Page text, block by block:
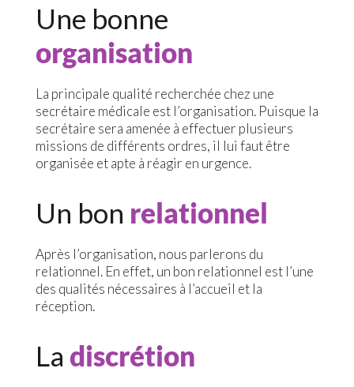
Une bonne
organisation
La principale qualité recherchée chez une
secrétaire médicale est l’organisation. Puisque la
secrétaire sera amenée à effectuer plusieurs
missions de différents ordres, il lui faut être
organisée et apte à réagir en urgence.
Un bon relationnel
Après l’organisation, nous parlerons du
relationnel. En effet, un bon relationnel est l’une
des qualités nécessaires à l’accueil et la
réception.
La discrétion